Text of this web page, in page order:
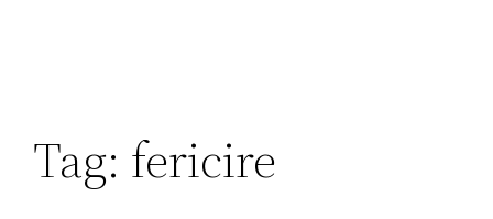
Tag: fericire